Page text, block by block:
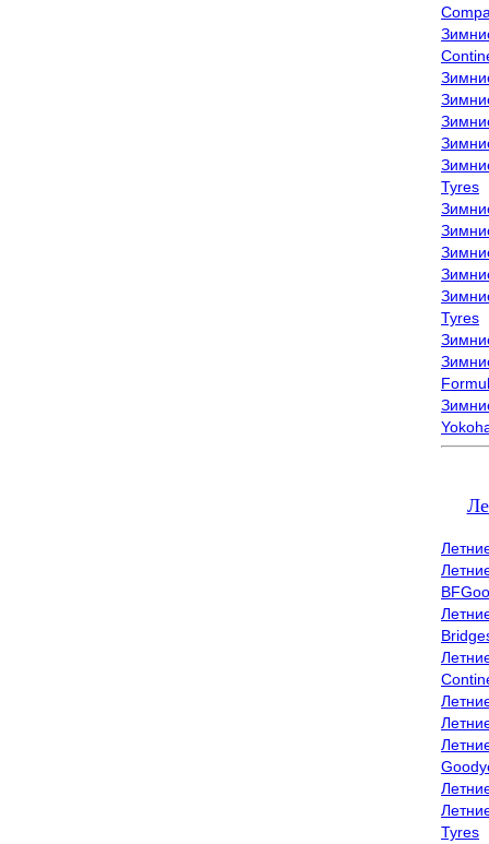
Tyres
Tyres
Tyres